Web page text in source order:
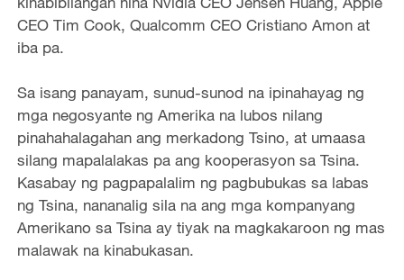
CEO Tim Cook, Qualcomm CEO Cristiano Amon at
iba pa.
Sa isang panayam, sunud-sunod na ipinahayag ng
mga negosyante ng Amerika na lubos nilang
pinahahalagahan ang merkadong Tsino, at umaasa
silang mapalalakas pa ang kooperasyon sa Tsina.
Kasabay ng pagpapalalim ng pagbubukas sa labas
ng Tsina, nananalig sila na ang mga kompanyang
Amerikano sa Tsina ay tiyak na magkakaroon ng mas
malawak na kinabukasan.